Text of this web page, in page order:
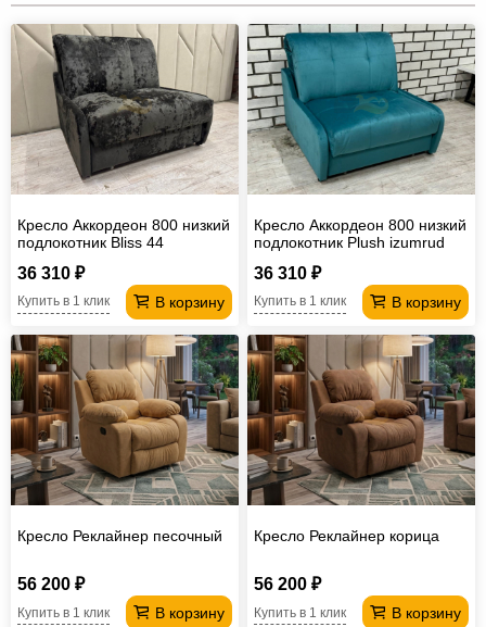
Кресло Аккордеон 800 низкий
подлокотник Вliss 44
36 310 ₽
В корзину
Купить в 1 клик
Кресло Аккордеон 800 низкий
подлокотник Plush izumrud
36 310 ₽
В корзину
Купить в 1 клик
Кресло Реклайнер песочный
56 200 ₽
В корзину
Купить в 1 клик
Кресло Реклайнер корица
56 200 ₽
В корзину
Купить в 1 клик